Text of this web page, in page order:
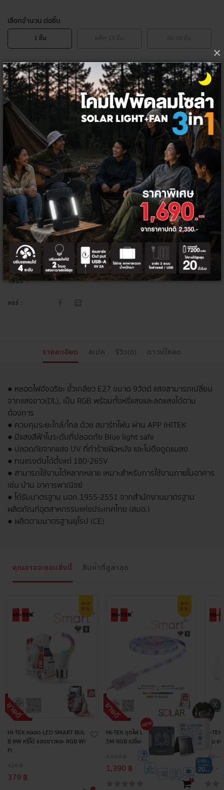
×
เลือกจำนวน ต่อชิ้น
1 ชิ้น
โค้ด/คูปองส่วนลด
HITEK5PER ส่วนลดท้ายบิล 5%
จำนวน
เพิ่มลงตะกร้า ซื้อเลย
กลุ่มสินค้า: สมาร์ทโฮม
ประเภทสินค้า: หลอด แอล อี ดี Wi-Fi
หมวดสินค้า: หลอดไฟ แอล อี ดี Wi-Fi
TAGS :
แชร์ :
รายละเอียด สเปค รีวิว(0) ดาวน์โหลด
● หลอดไฟอัจฉริยะ ขั้วเกลียว E27 ขนาด 9วัตต์ แสงสามารถเปลี่ยน
จากแสงขาว(DL), เป็น RGB พร้อมทั้งหรี่แสงและลดแสงได้ตาม
ต้องการ
● ควบคุมระยะใกล้/ไกล ด้วย สมาร์ทโฟน ผ่าน APP iHITEK
● มีแสงสีฟ้าในระดับที่ปลอดภัย Blue light safe
● ปลอดภัยจากแสง UV ที่ทำร้ายผิวหนัง และไม่ดึงดูดแมลง
● ทนแรงดันได้ตั้งแต่ 180-265V
● สามารถใช้งานได้หลากหลาย เหมาะสำหรับการใช้งานภายในอาคาร
เช่น บ้าน อาคารพาณิชย์
● ได้รับมาตรฐาน มอก.1955-2551 จากสำนักงานมาตรฐาน
ผลิตภัณฑ์อุตสาหกรรมแห่งประเทศไทย (สมอ.)
● ผลิตตามมาตรฐานยุโรป (CE)
คุณอาจจะชอบสิ่งนี้ สินค้าที่ดูล่าสุด
ลด
9%
HI-TEK หลอด LED SMART BUL
B 9W หรี่ได้ แสงขาวและ RGB WI
FI
379 ฿
+
ลด
8%
HI-TEK ชุดไฟ LED เส้นริบบิ้น 12V
5M RGB เปลี่ยนแสงได้ WIFI+BT
1,390 ฿
+
HI-
กลม
200 -
79 -